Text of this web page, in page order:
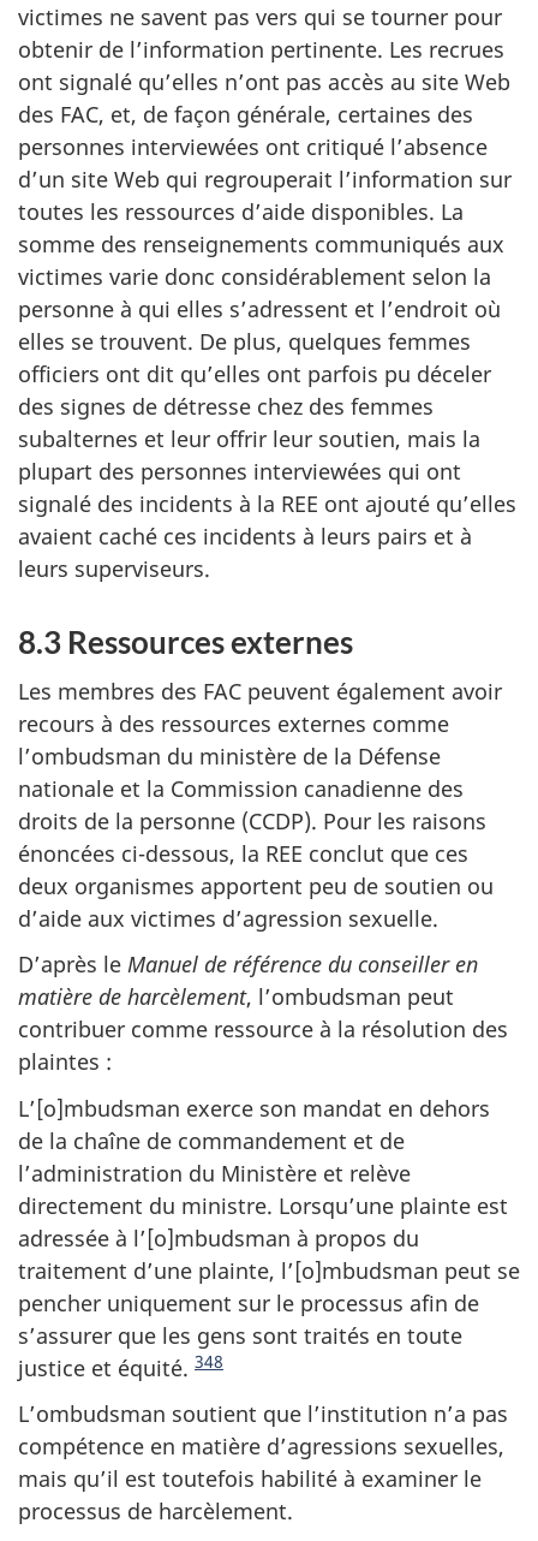
victimes ne savent pas vers qui se tourner pour
obtenir de l’information pertinente. Les recrues
ont signalé qu’elles n’ont pas accès au site Web
des FAC, et, de façon générale, certaines des
personnes interviewées ont critiqué l’absence
d’un site Web qui regrouperait l’information sur
toutes les ressources d’aide disponibles. La
somme des renseignements communiqués aux
victimes varie donc considérablement selon la
personne à qui elles s’adressent et l’endroit où
elles se trouvent. De plus, quelques femmes
officiers ont dit qu’elles ont parfois pu déceler
des signes de détresse chez des femmes
subalternes et leur offrir leur soutien, mais la
plupart des personnes interviewées qui ont
signalé des incidents à la REE ont ajouté qu’elles
avaient caché ces incidents à leurs pairs et à
leurs superviseurs.
8.3 Ressources externes
Les membres des FAC peuvent également avoir
recours à des ressources externes comme
l’ombudsman du ministère de la Défense
nationale et la Commission canadienne des
droits de la personne (CCDP). Pour les raisons
énoncées ci-dessous, la REE conclut que ces
deux organismes apportent peu de soutien ou
d’aide aux victimes d’agression sexuelle.
D’après le Manuel de référence du conseiller en
matière de harcèlement, l’ombudsman peut
contribuer comme ressource à la résolution des
plaintes :
L’[o]mbudsman exerce son mandat en dehors
de la chaîne de commandement et de
l’administration du Ministère et relève
directement du ministre. Lorsqu’une plainte est
adressée à l’[o]mbudsman à propos du
traitement d’une plainte, l’[o]mbudsman peut se
pencher uniquement sur le processus afin de
s’assurer que les gens sont traités en toute
justice et équité. 348
L’ombudsman soutient que l’institution n’a pas
compétence en matière d’agressions sexuelles,
mais qu’il est toutefois habilité à examiner le
processus de harcèlement.